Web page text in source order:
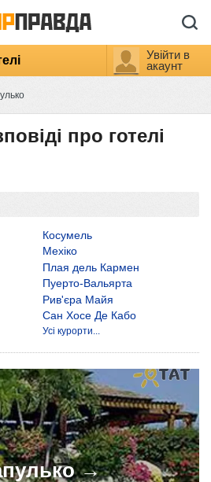
Увійти в
акаунт
про готелі
Косумель
Мехіко
Плая дель Кармен
Пуерто-Вальярта
Рив'єра Майя
Сан Хосе Де Кабо
Усі курорти...
→